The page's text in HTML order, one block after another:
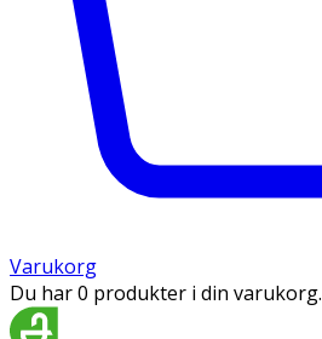
Varukorg
Du har 0 produkter i din varukorg.